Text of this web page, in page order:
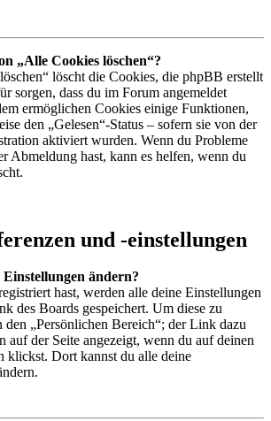
„Alle Cookies löschen“?
löscht die Cookies, die phpBB erstellt
sorgen, dass du im Forum angemeldet
ermöglichen Cookies einige Funktionen,
den „Gelesen“-Status – sofern sie von der
aktiviert wurden. Wenn du Probleme
Abmeldung hast, kann es helfen, wenn du
und -einstellungen
ändern?
hast, werden alle deine Einstellungen
des Boards gespeichert. Um diese zu
den „Persönlichen Bereich“; der Link dazu
auf der Seite angezeigt, wenn du auf deinen
klickst. Dort kannst du alle deine